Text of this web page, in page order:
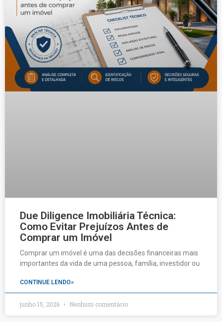
Due Diligence Imobiliária Técnica:
Como Evitar Prejuízos Antes de
Comprar um Imóvel
Comprar um imóvel é uma das decisões financeiras mais
importantes da vida de uma pessoa, família, investidor ou
CONTINUE LENDO»
junho 15, 2026 Nenhum comentário